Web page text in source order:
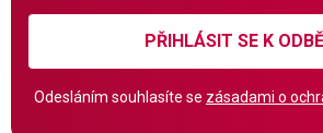
PŘIHLÁSIT SE K
Odesláním souhlasíte se zásadami o